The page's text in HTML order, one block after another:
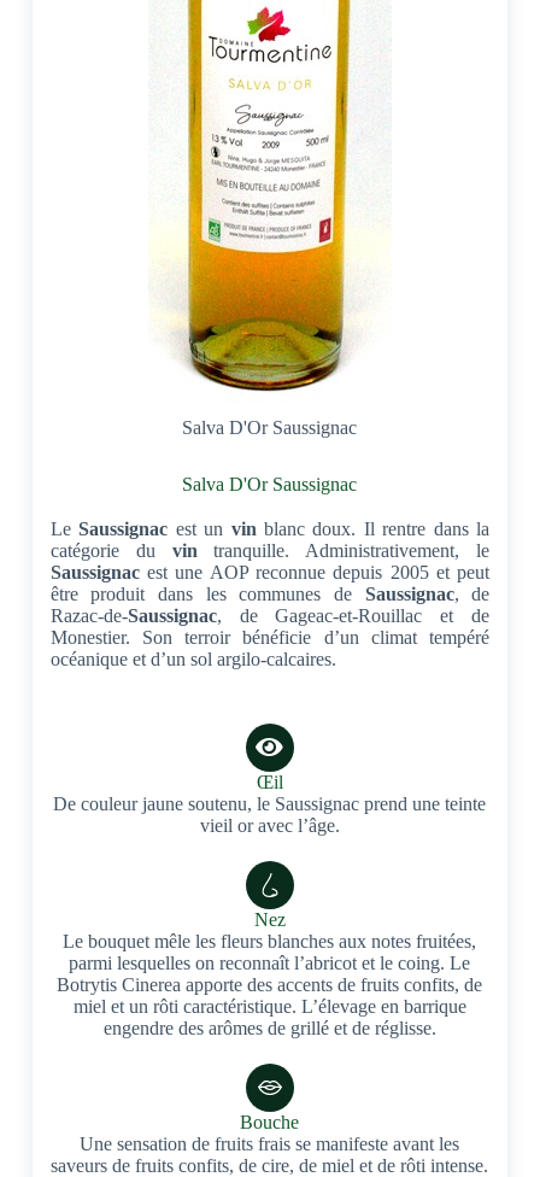
Salva D'Or Saussignac
Salva D'Or Saussignac
LeSaussignac est un vin blanc doux. Il rentre dans la
catégorie du vin tranquille. Administrativement, le
Saussignacest une AOP reconnue depuis 2005 et peut
être produit dans les communes de Saussignac, de
Razac-de-Saussignac, de Gageac-et-Rouillac et de
Monestier. Son terroir bénéficie d’un climat tempéré
océanique et d’un sol argilo-calcaires.
Œil
De couleur jaune soutenu, le Saussignac prend une teinte
vieil or avec l’âge.
Nez
Le bouquet mêle les fleurs blanches aux notes fruitées,
parmi lesquelles on reconnaît l’abricot et le coing. Le
Botrytis Cinerea apporte des accents de fruits confits, de
miel et un rôti caractéristique. L’élevage en barrique
engendre des arômes de grillé et de réglisse.
Bouche
Une sensation de fruits frais se manifeste avant les
saveurs de fruits confits, de cire, de miel et de rôti intense.